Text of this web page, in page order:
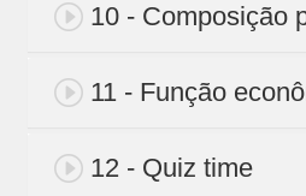
10 - Composição
11 - Função
12 - Quiz time